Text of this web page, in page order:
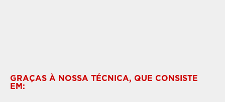
GRAÇAS À NOSSA TÉCNICA, QUE CONSISTE
EM: